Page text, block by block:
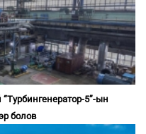
5”-ын
болов